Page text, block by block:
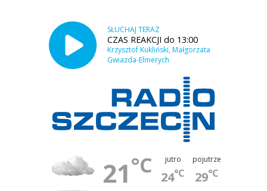
SŁUCHAJ TERAZ
CZAS REAKCJI do 13:00
Krzysztof Kukliński, Małgorzata
Gwiazda-Elmerych
21°C jutro
24°C
pojutrze
29°C